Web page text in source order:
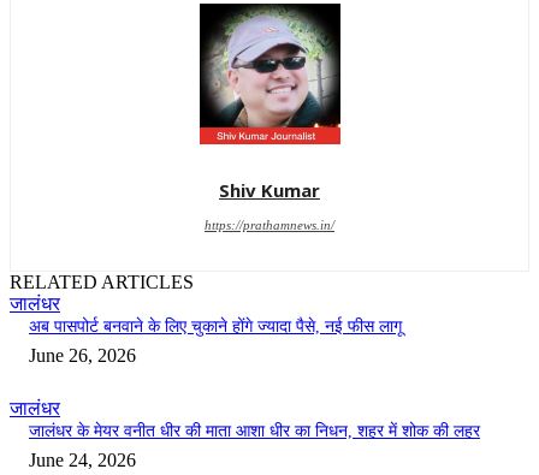
Shiv Kumar
https://prathamnews.in/
RELATED ARTICLES
जालंधर
अब पासपोर्ट बनवाने के लिए चुकाने होंगे ज्यादा पैसे, नई फीस लागू
June 26, 2026
जालंधर
जालंधर के मेयर वनीत धीर की माता आशा धीर का निधन, शहर में शोक की लहर
June 24, 2026